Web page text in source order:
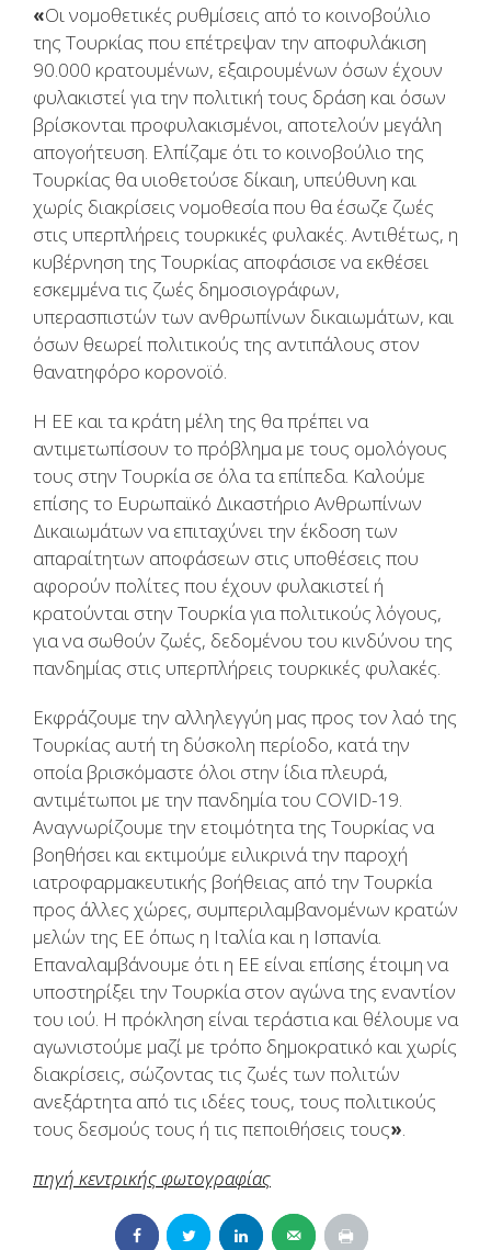
«Οι νομοθετικές ρυθμίσεις από το κοινοβούλιο
της Τουρκίας που επέτρεψαν την αποφυλάκιση
90.000 κρατουμένων, εξαιρουμένων όσων έχουν
φυλακιστεί για την πολιτική τους δράση και όσων
βρίσκονται προφυλακισμένοι, αποτελούν μεγάλη
απογοήτευση. Ελπίζαμε ότι το κοινοβούλιο της
Τουρκίας θα υιοθετούσε δίκαιη, υπεύθυνη και
χωρίς διακρίσεις νομοθεσία που θα έσωζε ζωές
στις υπερπλήρεις τουρκικές φυλακές. Αντιθέτως, η
κυβέρνηση της Τουρκίας αποφάσισε να εκθέσει
εσκεμμένα τις ζωές δημοσιογράφων,
υπερασπιστών των ανθρωπίνων δικαιωμάτων, και
όσων θεωρεί πολιτικούς της αντιπάλους στον
θανατηφόρο κορονοϊό.
Η ΕΕ και τα κράτη μέλη της θα πρέπει να
αντιμετωπίσουν το πρόβλημα με τους ομολόγους
τους στην Τουρκία σε όλα τα επίπεδα. Καλούμε
επίσης το Ευρωπαϊκό Δικαστήριο Ανθρωπίνων
Δικαιωμάτων να επιταχύνει την έκδοση των
απαραίτητων αποφάσεων στις υποθέσεις που
αφορούν πολίτες που έχουν φυλακιστεί ή
κρατούνται στην Τουρκία για πολιτικούς λόγους,
για να σωθούν ζωές, δεδομένου του κινδύνου της
πανδημίας στις υπερπλήρεις τουρκικές φυλακές.
Εκφράζουμε την αλληλεγγύη μας προς τον λαό της
Τουρκίας αυτή τη δύσκολη περίοδο, κατά την
οποία βρισκόμαστε όλοι στην ίδια πλευρά,
αντιμέτωποι με την πανδημία του COVID-19.
Αναγνωρίζουμε την ετοιμότητα της Τουρκίας να
βοηθήσει και εκτιμούμε ειλικρινά την παροχή
ιατροφαρμακευτικής βοήθειας από την Τουρκία
προς άλλες χώρες, συμπεριλαμβανομένων κρατών
μελών της ΕΕ όπως η Ιταλία και η Ισπανία.
Επαναλαμβάνουμε ότι η ΕΕ είναι επίσης έτοιμη να
υποστηρίξει την Τουρκία στον αγώνα της εναντίον
του ιού. Η πρόκληση είναι τεράστια και θέλουμε να
αγωνιστούμε μαζί με τρόπο δημοκρατικό και χωρίς
διακρίσεις, σώζοντας τις ζωές των πολιτών
ανεξάρτητα από τις ιδέες τους, τους πολιτικούς
τους δεσμούς τους ή τις πεποιθήσεις τους».
πηγή κεντρικής φωτογραφίας